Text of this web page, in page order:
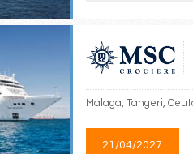
Malaga, Tangeri,
21/04/2027